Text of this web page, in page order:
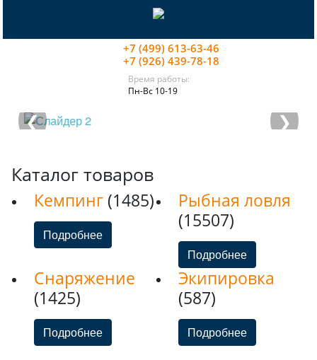
+7 (499) 613-63-46
+7 (926) 439-78-18
Время работы:
Пн-Вс 10-19
❮ ❯
Каталог товаров
Кемпинг (1485)
Подробнее
Рыбная ловля
(15507)
Подробнее
Снаряжение
(1425)
Подробнее
Экипировка
(587)
Подробнее